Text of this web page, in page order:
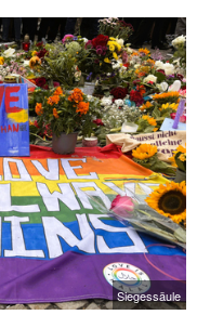
Siegessäule